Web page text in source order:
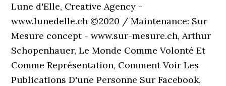
Lune d'Elle, Creative Agency -
www.lunedelle.ch ©2020 / Maintenance: Sur
Mesure concept - www.sur-mesure.ch, Arthur
Schopenhauer, Le Monde Comme Volonté Et
Comme Représentation, Comment Voir Les
Publications D'une Personne Sur Facebook,